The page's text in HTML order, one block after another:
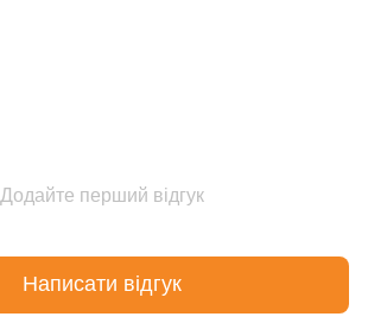
Додайте перший відгук
Написати відгук